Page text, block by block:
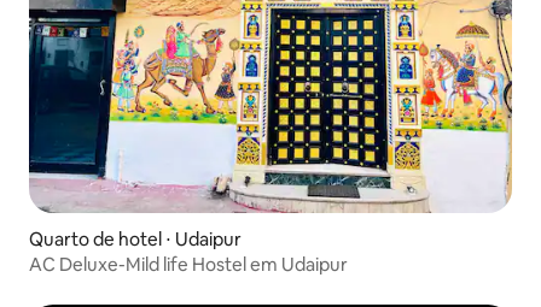
Quarto de hotel ⋅ Udaipur
AC Deluxe-Mild life Hostel em Udaipur